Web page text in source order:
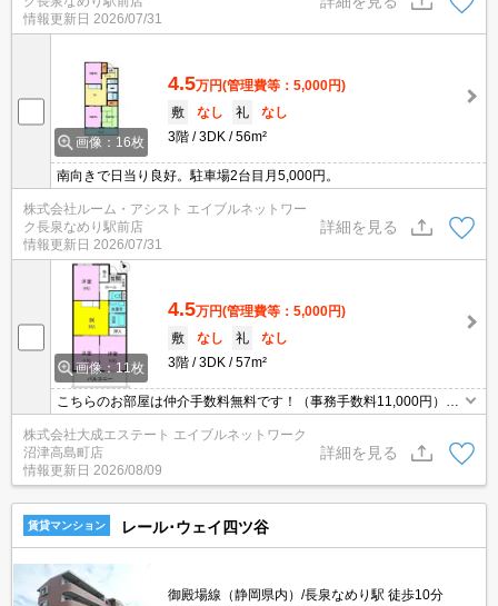
情報更新日 2026/07/31
画像：16枚
4.5万円(管理費等：5,000円)
敷
なし 礼
なし
3階
3DK 56m²
南向きで日当り良好。駐車場2台目月5,000円。
株式会社ルーム・アシスト エイブルネットワー
ク長泉なめり駅前店
情報更新日 2026/07/31
詳細を見る
画像：11枚
4.5万円(管理費等：5,000円)
敷
なし 礼
なし
3階
3DK 57m²
こちらのお部屋は仲介手数料無料です！（事務手数料11,000円）AL
です！敷地内ゴミ置き場もあります！ペット飼育の場合、家賃＋2,0
00円、敷金＋１ヵ月です！
株式会社大成エステート エイブルネットワーク
沼津高島町店
情報更新日 2026/08/09
詳細を見る
賃貸マンション レール･ウェイ四ツ谷
御殿場線（静岡県内）/長泉なめり駅 徒歩10分